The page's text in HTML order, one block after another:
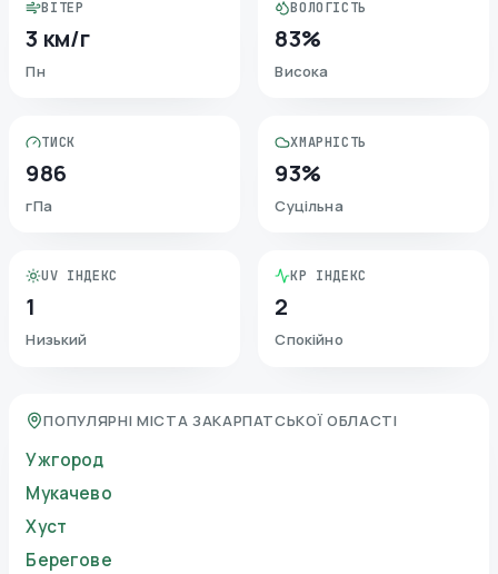
ВІТЕР
3 км/г
Пн
ВОЛОГІСТЬ
83%
Висока
ТИСК
986
гПа
ХМАРНІСТЬ
93%
Суцільна
UV ІНДЕКС
1
Низький
KP ІНДЕКС
2
Спокійно
ПОПУЛЯРНІ МІСТА ЗАКАРПАТСЬКОЇ ОБЛАСТІ
Ужгород
Мукачево
Хуст
Берегове